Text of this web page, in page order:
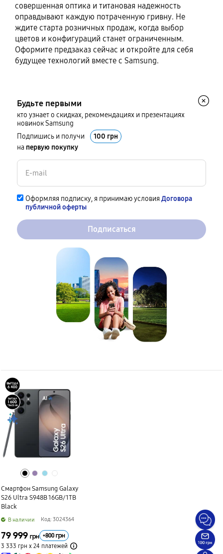
совершенная оптика и титановая надежность
оправдывают каждую потраченную гривну. Не
ждите старта розничных продаж, когда выбор
цветов и конфигураций станет ограниченным.
Оформите предзаказ сейчас и откройте для себя
будущее технологий вместе с Samsung.
Будьте первыми
кто узнает о скидках, рекомендациях и презентациях
новинок Samsung
Подпишись и получи
100 грн
на первую покупку
Оформляя подписку, я принимаю условия Договора
публичной оферты
Подписаться
Смартфон Samsung Galaxy
S26 Ultra S948B 16GB/1TB
Black
B наличии Код: 3024364
79 999 грн +800 грн
3 333 грн х 24 платежей